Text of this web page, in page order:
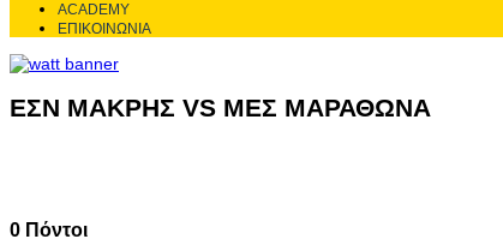
ACADEMY
ΕΠΙΚΟΙΝΩΝΙΑ
ΕΣΝ ΜΑΚΡΗΣ VS ΜΕΣ ΜΑΡΑΘΩΝΑ
0 Πόντοι